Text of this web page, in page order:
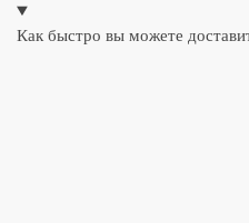
Как быстро вы можете